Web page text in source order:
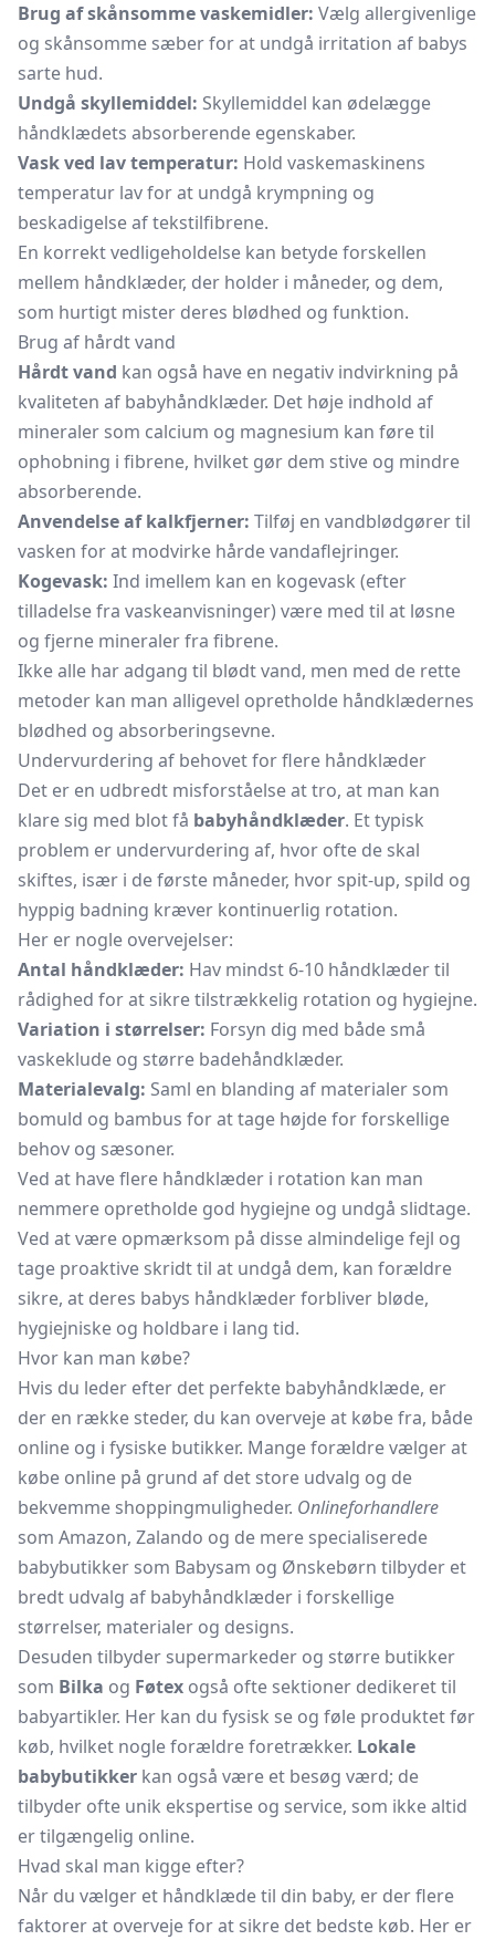
Brug af skånsomme vaskemidler: Vælg allergivenlige
og skånsomme sæber for at undgå irritation af babys
sarte hud.
Undgå skyllemiddel: Skyllemiddel kan ødelægge
håndklædets absorberende egenskaber.
Vask ved lav temperatur: Hold vaskemaskinens
temperatur lav for at undgå krympning og
beskadigelse af tekstilfibrene.
En korrekt vedligeholdelse kan betyde forskellen
mellem håndklæder, der holder i måneder, og dem,
som hurtigt mister deres blødhed og funktion.
Brug af hårdt vand
Hårdt vand kan også have en negativ indvirkning på
kvaliteten af babyhåndklæder. Det høje indhold af
mineraler som calcium og magnesium kan føre til
ophobning i fibrene, hvilket gør dem stive og mindre
absorberende.
Anvendelse af kalkfjerner: Tilføj en vandblødgører til
vasken for at modvirke hårde vandaflejringer.
Kogevask: Ind imellem kan en kogevask (efter
tilladelse fra vaskeanvisninger) være med til at løsne
og fjerne mineraler fra fibrene.
Ikke alle har adgang til blødt vand, men med de rette
metoder kan man alligevel opretholde håndklædernes
blødhed og absorberingsevne.
Undervurdering af behovet for flere håndklæder
Det er en udbredt misforståelse at tro, at man kan
klare sig med blot få babyhåndklæder. Et typisk
problem er undervurdering af, hvor ofte de skal
skiftes, især i de første måneder, hvor spit-up, spild og
hyppig badning kræver kontinuerlig rotation.
Her er nogle overvejelser:
Antal håndklæder: Hav mindst 6-10 håndklæder til
rådighed for at sikre tilstrækkelig rotation og hygiejne.
Variation i størrelser: Forsyn dig med både små
vaskeklude og større badehåndklæder.
Materialevalg: Saml en blanding af materialer som
bomuld og bambus for at tage højde for forskellige
behov og sæsoner.
Ved at have flere håndklæder i rotation kan man
nemmere opretholde god hygiejne og undgå slidtage.
Ved at være opmærksom på disse almindelige fejl og
tage proaktive skridt til at undgå dem, kan forældre
sikre, at deres babys håndklæder forbliver bløde,
hygiejniske og holdbare i lang tid.
Hvor kan man købe?
Hvis du leder efter det perfekte babyhåndklæde, er
der en række steder, du kan overveje at købe fra, både
online og i fysiske butikker. Mange forældre vælger at
købe online på grund af det store udvalg og de
bekvemme shoppingmuligheder. Onlineforhandlere
som Amazon, Zalando og de mere specialiserede
babybutikker som Babysam og Ønskebørn tilbyder et
bredt udvalg af babyhåndklæder i forskellige
størrelser, materialer og designs.
Desuden tilbyder supermarkeder og større butikker
som Bilka og Føtex også ofte sektioner dedikeret til
babyartikler. Her kan du fysisk se og føle produktet før
køb, hvilket nogle forældre foretrækker. Lokale
babybutikker kan også være et besøg værd; de
tilbyder ofte unik ekspertise og service, som ikke altid
er tilgængelig online.
Hvad skal man kigge efter?
Når du vælger et håndklæde til din baby, er der flere
faktorer at overveje for at sikre det bedste køb. Her er